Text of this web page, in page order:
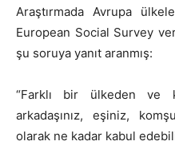
Araştırmada Avrupa
European Social Survey
şu soruya yanıt aranmış:
“Farklı bir ülkeden ve
arkadaşınız, eşiniz,
olarak ne kadar kabul